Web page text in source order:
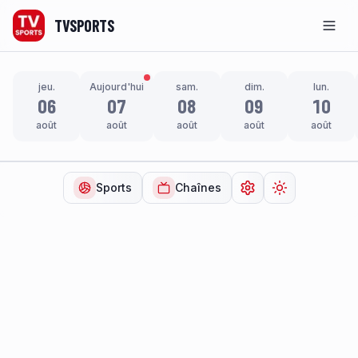
TVSPORTS
jeu.
06
août
Aujourd'hui
07
août
sam.
08
août
dim.
09
août
lun.
10
août
Sports Chaînes Ouvrir lesChanger de